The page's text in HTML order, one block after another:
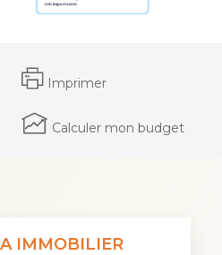
Imprimer
Calculer mon budget
IMMOBILIER